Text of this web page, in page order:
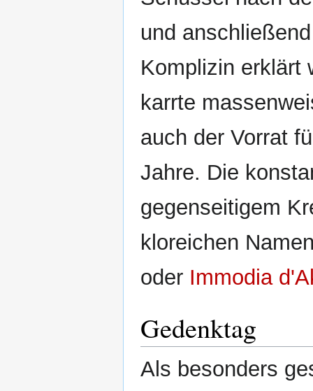
und
Komplizin erklärt
karrte
auch der Vorrat
Jahre. Die
gegenseitigem
kloreichen
oder Immodia
Gedenktag
Als besonders